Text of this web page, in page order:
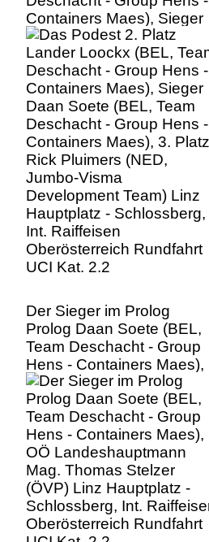
Containers Maes), Sieger
Daan Soete (BEL, Team
Deschacht - Group Hens -
Containers Maes), 3. Platz
Rick Pluimers (NED,
Jumbo-Visma
Development Team) Linz
Hauptplatz - Schlossberg,
Int. Raiffeisen
Oberösterreich Rundfahrt
UCI Kat. 2.2
Der Sieger im Prolog
Prolog Daan Soete (BEL,
Team Deschacht - Group
Hens - Containers Maes),
OÖ Landeshauptmann
Mag. Thomas Stelzer
(ÖVP) Linz Hauptplatz -
Schlossberg, Int. Raiffeisen
Oberösterreich Rundfahrt
UCI Kat. 2.2